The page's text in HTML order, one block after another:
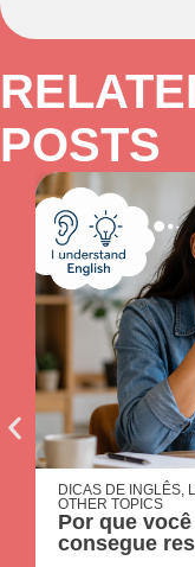
POSTS
DICAS DE INGLÊS,
OTHER TOPICS
Por que
consegue